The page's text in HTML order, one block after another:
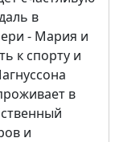
в
- Мария и
к спорту и
в
и